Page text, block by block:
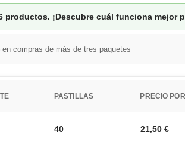
productos. ¡Descubre cuál funciona mejor
en compras de más de tres paquetes
PASTILLAS PRECIO
40 21,50 €